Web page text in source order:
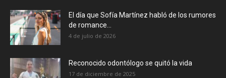
El día que Sofía Martínez habló de los rumores
de romance...
4 de julio de 2026
Reconocido odontólogo se quitó la vida
17 de diciembre de 2025